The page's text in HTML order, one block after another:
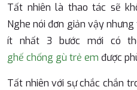
Tất nhiên là thao tác sẽ
Nghe nói đơn giản vậy
ít nhất 3 bước mới có
ghế chống gù trẻ em được
Tất nhiên với sự chắc chắn